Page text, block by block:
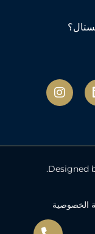
ا
ن
س
ر
م
الخصوصية